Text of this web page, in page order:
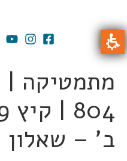
ב' – שאלון